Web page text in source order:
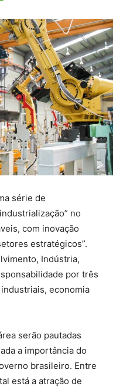
série de
no
com inovação
estratégicos”.
Indústria,
por três
economia
serão pautadas
a importância do
brasileiro. Entre
está a atração de